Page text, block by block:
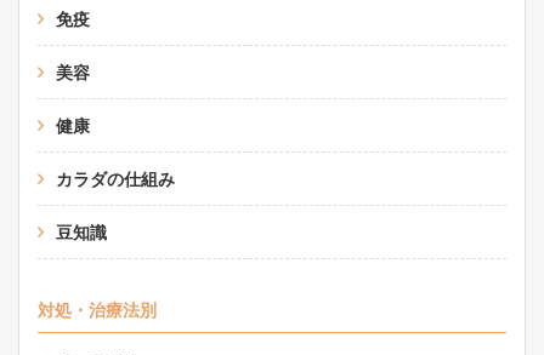
免疫
美容
健康
カラダの仕組み
豆知識
対処・治療法別